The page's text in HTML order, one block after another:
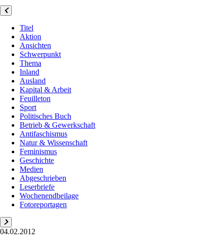
Titel
Aktion
Ansichten
Schwerpunkt
Thema
Inland
Ausland
Kapital & Arbeit
Feuilleton
Sport
Politisches Buch
Betrieb & Gewerkschaft
Antifaschismus
Natur & Wissenschaft
Feminismus
Geschichte
Medien
Abgeschrieben
Leserbriefe
Wochenendbeilage
Fotoreportagen
04.02.2012